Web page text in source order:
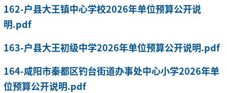
162-户县大王镇中心学校2026年单位预算公开说
明.pdf
163-户县大王初级中学2026年单位预算公开说明.pdf
164-咸阳市秦都区钓台街道办事处中心小学2026年单
位预算公开说明.pdf